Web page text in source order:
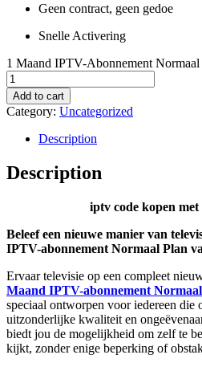
Geen contract, geen gedoe
Snelle Activering
1 Maand IPTV-Abonnement
Add to cart
Category: Uncategorized
Description
Description
iptv code kopen
Beleef een nieuwe manier van
IPTV-abonnement Normaal Plan
Ervaar televisie op een compleet
Maand IPTV-abonnement
speciaal ontworpen voor iedereen die
uitzonderlijke kwaliteit en
biedt jou de mogelijkheid om zelf te
kijkt, zonder enige beperking of